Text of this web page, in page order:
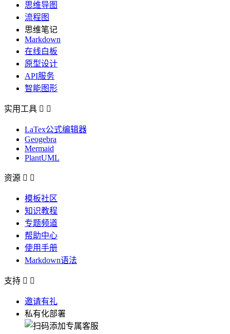
思维导图
流程图
思维笔记
Markdown
在线白板
原型设计
API服务
智能图形
实用工具  
LaTex公式编辑器
Geogebra
Mermaid
PlantUML
资源  
模板社区
知识教程
专题频道
帮助中心
使用手册
Markdown语法
支持  
邀请有礼
私有化部署